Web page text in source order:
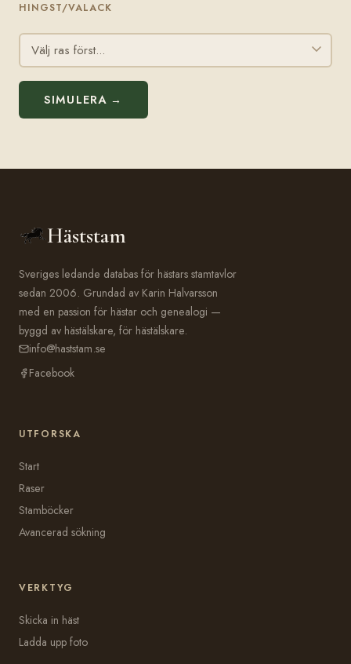
HINGST/VALACK
SIMULERA →
Häststam
Sveriges ledande databas för hästars stamtavlor
sedan 2006. Grundad av Karin Halvarsson
med en passion för hästar och genealogi —
byggd av hästälskare, för hästälskare.
info@haststam.se
Facebook
UTFORSKA
Start
Raser
Stamböcker
Avancerad sökning
VERKTYG
Skicka in häst
Ladda upp foto